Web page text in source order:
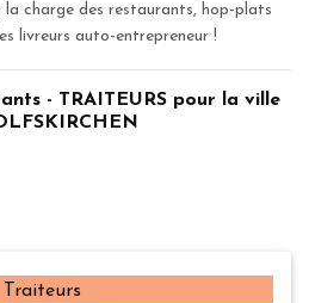
la charge des restaurants, hop-plats
livreurs auto-entrepreneur !
- TRAITEURS pour la ville
Traiteurs